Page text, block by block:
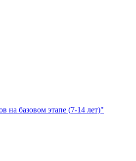
на базовом этапе (7-14 лет)"